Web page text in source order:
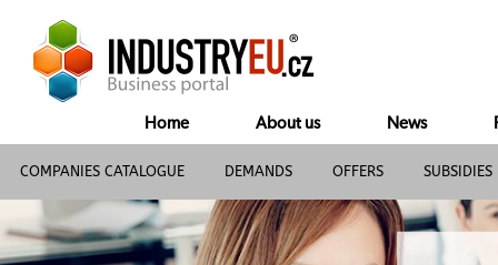
Home About us News
COMPANIES CATALOGUE DEMANDS OFFERS SUBSIDIES